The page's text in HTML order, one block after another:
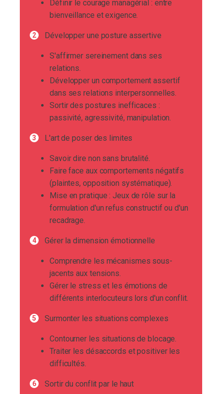
Définir le courage managérial : entre
bienveillance et exigence.
Développer une posture assertive
S'affirmer sereinement dans ses
relations.
Développer un comportement assertif
dans ses relations interpersonnelles.
Sortir des postures inefficaces :
passivité, agressivité, manipulation.
L'art de poser des limites
Savoir dire non sans brutalité.
Faire face aux comportements négatifs
(plaintes, opposition systématique).
Mise en pratique : Jeux de rôle sur la
formulation d'un refus constructif ou d'un
recadrage.
Gérer la dimension émotionnelle
Comprendre les mécanismes sous-
jacents aux tensions.
Gérer le stress et les émotions de
différents interlocuteurs lors d'un conflit.
Surmonter les situations complexes
Contourner les situations de blocage.
Traiter les désaccords et positiver les
difficultés.
Sortir du conflit par le haut